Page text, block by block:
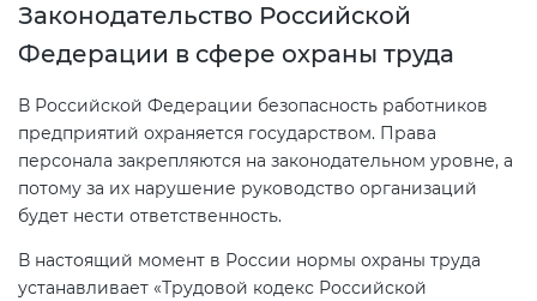
Законодательство Российской
Федерации в сфере охраны труда
В Российской Федерации безопасность работников
предприятий охраняется государством. Права
персонала закрепляются на законодательном уровне, а
потому за их нарушение руководство организаций
будет нести ответственность.
В настоящий момент в России нормы охраны труда
устанавливает «Трудовой кодекс Российской